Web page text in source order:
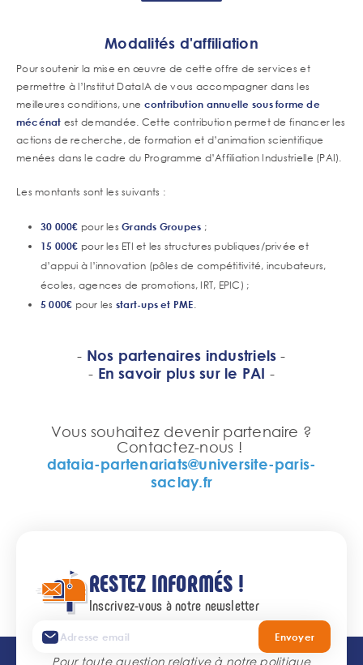
Modalités d'affiliation
Pour soutenir la mise en œuvre de cette offre de services et
permettre à l’Institut DataIA de vous accompagner dans les
meilleures conditions, une contribution annuelle sous forme de
mécénat est demandée. Cette contribution permet de financer les
actions de recherche, de formation et d’animation scientifique
menées dans le cadre du Programme d’Affiliation Industrielle (PAI).
Les montants sont les suivants :
30 000€ pour lesGrands Groupes ;
15 000€ pour les ETI et les structures publiques/privée et
d’appui à l’innovation (pôles de compétitivité, incubateurs,
écoles, agences de promotions, IRT, EPIC) ;
5 000€ pour les start-ups et PME.
- Nos partenaires industriels -
- En savoir plus sur le PAI -
Vous souhaitez devenir partenaire ?
Contactez-nous !
dataia-partenariats@universite-paris-
saclay.fr
RESTEZ INFORMÉS !
Inscrivez-vous à notre newsletter
Envoyer
Pour toute question relative à notre politique